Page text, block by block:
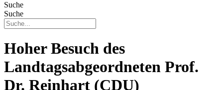
Suche
Suche
Hoher Besuch des
Landtagsabgeordneten Prof.
Dr. Reinhart (CDU)